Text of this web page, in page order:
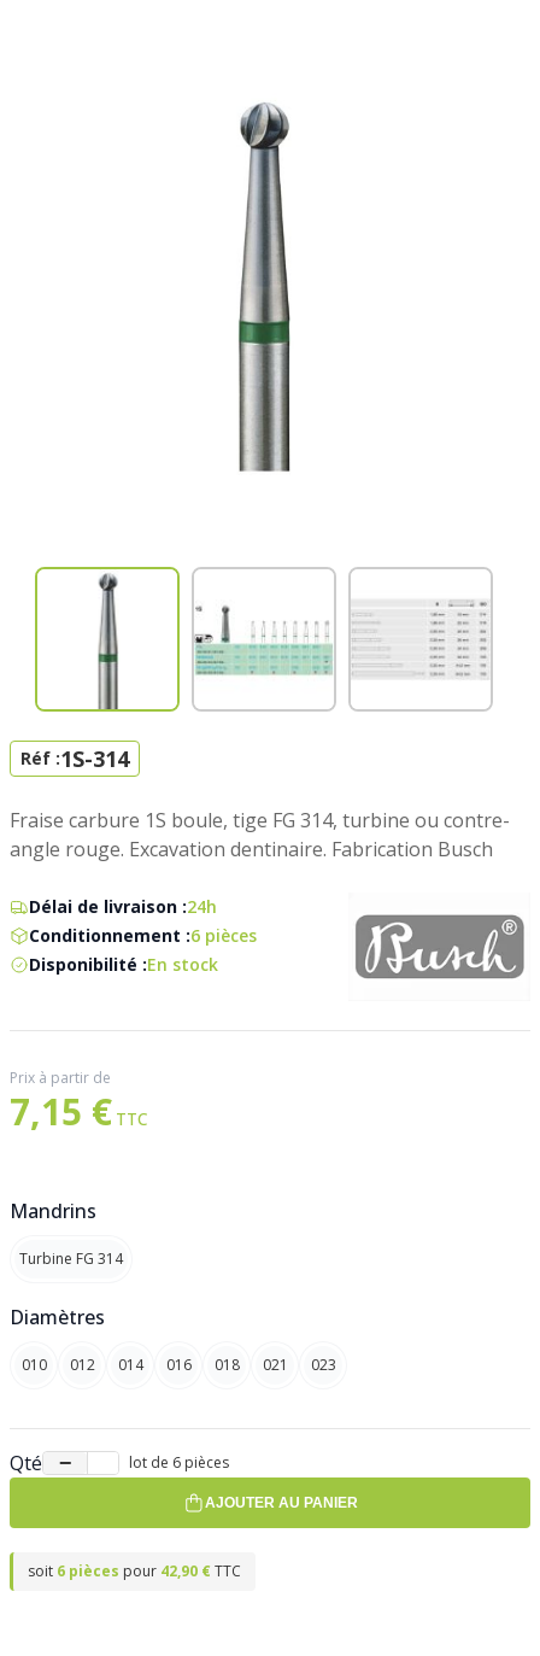
Réf :1S-314
Fraise carbure 1S boule, tige FG 314, turbine ou contre-
angle rouge. Excavation dentinaire. Fabrication Busch
Délai de livraison :24h
Conditionnement :6 pièces
Disponibilité :En stock
Prix à partir de
7,15 €
Mandrins
Turbine FG 314
Diamètres
010 012 014 016 018 021 023
Qté − +
lot de 6 pièces
AJOUTER AU PANIER
soit 6 pièces pour 42,90 €TTC